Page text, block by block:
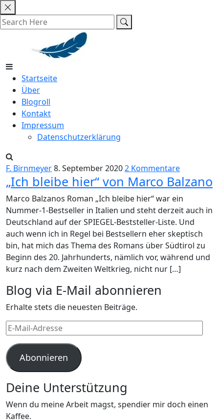
Skip
to
content
Startseite
Über
Blogroll
Kontakt
Impressum
Datenschutzerklärung
F. Birnmeyer8. September 20202 Kommentare
„Ich bleibe hier“ von Marco Balzano
Marco Balzanos Roman „Ich bleibe hier“ war ein
Nummer-1-Bestseller in Italien und steht derzeit auch in
Deutschland auf der SPIEGEL-Beststeller-Liste. Und
auch wenn ich in Regel bei Bestsellern eher skeptisch
bin, hat mich das Thema des Romans über Südtirol zu
Beginn des 20. Jahrhunderts, nämlich vor, während und
kurz nach dem Zweiten Weltkrieg, nicht nur […]
Blog via E-Mail abonnieren
Erhalte stets die neuesten Beiträge.
E-
Mail-
Adresse
Abonnieren
Deine Unterstützung
Wenn du meine Arbeit magst, spendier mir doch einen
Kaffee.